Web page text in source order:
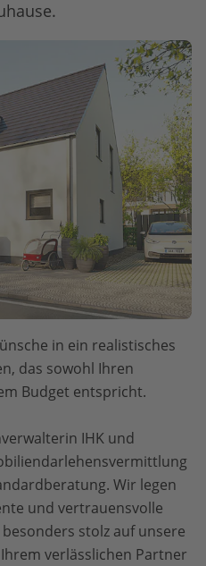
in ein realistisches
das sowohl Ihren
Budget entspricht.
IHK und
Wir legen
und vertrauensvolle
stolz auf unsere
verlässlichen Partner